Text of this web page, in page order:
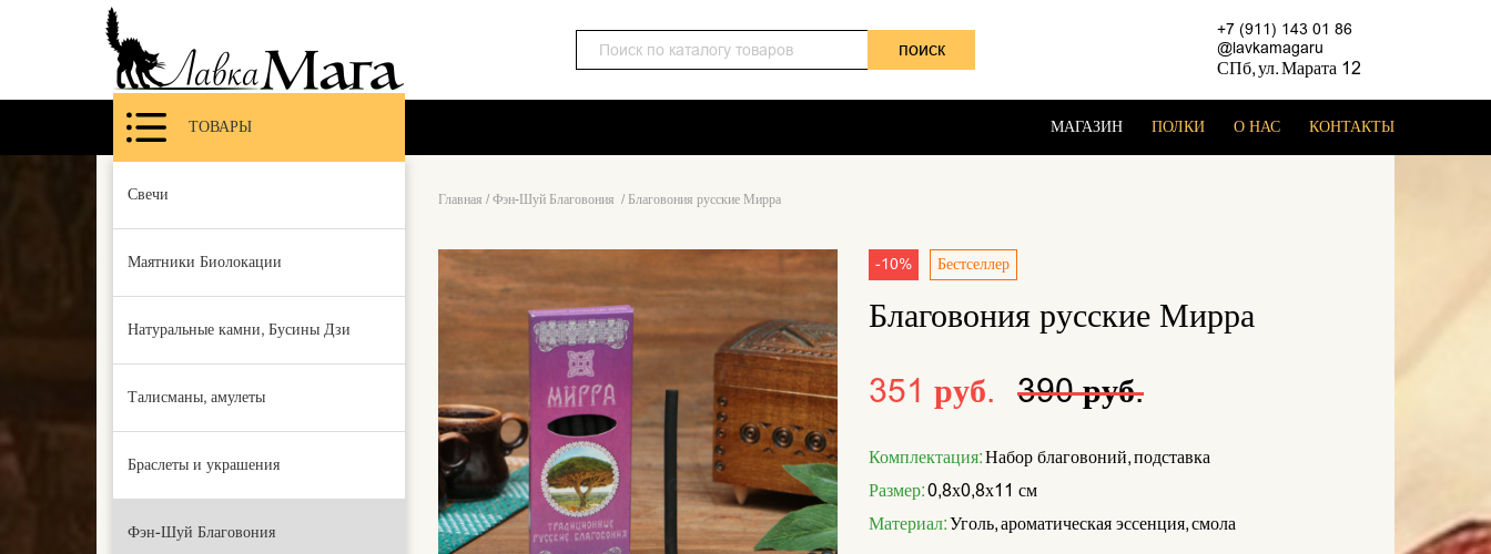
поиск
+7 (911) 143 01 86
@lavkamagaru
СПб, ул. Марата 12
ТОВАРЫ МАГАЗИН ПОЛКИ О НАС КОНТАКТЫ
Свечи
Маятники Биолокации
Натуральные камни, Бусины Дзи
Талисманы, амулеты
Браслеты и украшения
Фэн-Шуй Благовония
Главная / Фэн-Шуй Благовония / Благовония русские Мирра
-10% Бестселлер
Благовония русские Мирра
351 руб.
390 руб.
Комплектация:Набор благовоний, подставка
Размер:0,8х0,8х11 см
Материал:Уголь, ароматическая эссенция, смола